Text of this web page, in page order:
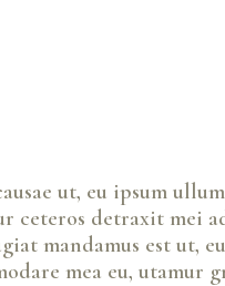
ut, eu ipsum
ceteros detraxit mei
mandamus est ut,
mea eu, utamur